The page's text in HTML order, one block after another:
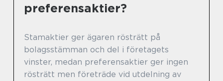
preferensaktier?
Stamaktier ger ägaren rösträtt på
bolagsstämman och del i företagets
vinster, medan preferensaktier ger ingen
rösträtt men företräde vid utdelning av